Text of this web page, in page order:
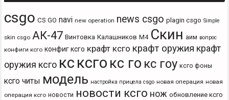
csgo CS GO navi new operation news csgo plagin csgo Simple
skin csgo АК-47 Винтовка Калашников М4 Скин аим вопрос
конфиги ксго конфиг ксго крафт ксго крафт оружия крафт
оружия ксго кс ксго кс го кс гоу ксго фоны
ксго читы модель настройка прицела csgo новая операция новая
операция ксго новости новости ксго нож обновление ксго